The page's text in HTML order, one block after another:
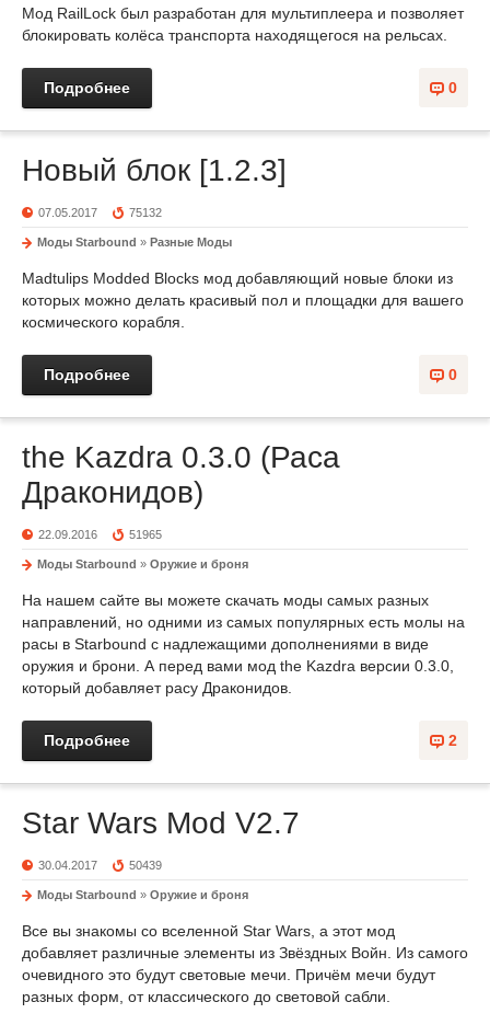
Мод RailLock был разработан для мультиплеера и позволяет
блокировать колёса транспорта находящегося на рельсах.
0
Подробнее
Новый блок [1.2.3]
07.05.2017 75132
Моды Starbound » Разные Моды
Madtulips Modded Blocks мод добавляющий новые блоки из
которых можно делать красивый пол и площадки для вашего
космического корабля.
0
Подробнее
the Kazdra 0.3.0 (Раса
Драконидов)
22.09.2016 51965
Моды Starbound » Оружие и броня
На нашем сайте вы можете скачать моды самых разных
направлений, но одними из самых популярных есть молы на
расы в Starbound с надлежащими дополнениями в виде
оружия и брони. А перед вами мод the Kazdra версии 0.3.0,
который добавляет расу Драконидов.
2
Подробнее
Star Wars Mod V2.7
30.04.2017 50439
Моды Starbound » Оружие и броня
Все вы знакомы со вселенной Star Wars, а этот мод
добавляет различные элементы из Звёздных Войн. Из самого
очевидного это будут световые мечи. Причём мечи будут
разных форм, от классического до световой сабли.